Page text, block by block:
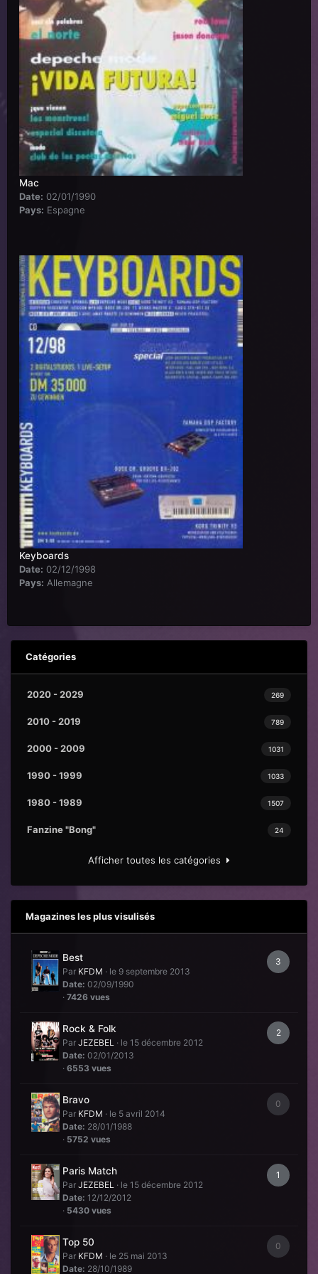
Mac
Date: 02/01/1990
Pays: Espagne
Keyboards
Date: 02/12/1998
Pays: Allemagne
Catégories
269
2020 - 2029
789
2010 - 2019
1031
2000 - 2009
1033
1990 - 1999
1507
1980 - 1989
24
Fanzine "Bong"
Afficher toutes les catégories
Magazines les plus visulisés
3
Best
Par KFDM · le 9 septembre 2013
Date: 02/09/1990
· 7426 vues
2
Rock & Folk
Par JEZEBEL · le 15 décembre 2012
Date: 02/01/2013
· 6553 vues
0
Bravo
Par KFDM · le 5 avril 2014
Date: 28/01/1988
· 5752 vues
1
Paris Match
Par JEZEBEL · le 15 décembre 2012
Date: 12/12/2012
· 5430 vues
0
Top 50
Par KFDM · le 25 mai 2013
Date: 28/10/1989